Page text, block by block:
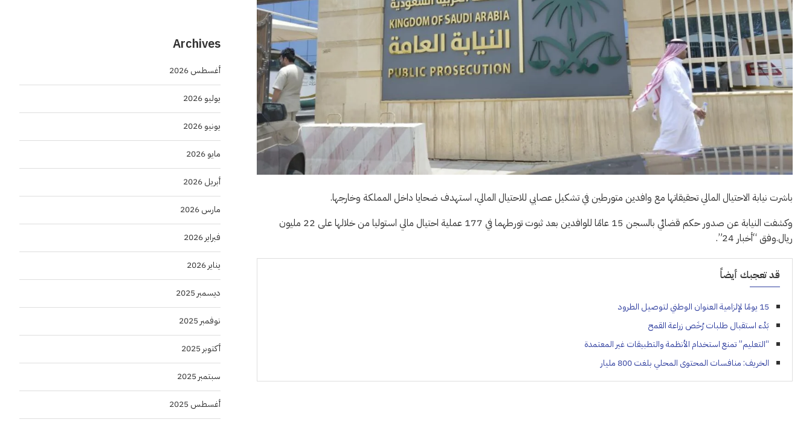
باشرت نيابة الاحتيال المالي تحقيقاتها مع وافدين متورطين في تشكيل عصابي للاحتيال المالي، استهدف ضحايا داخل المملكة وخارجها.
وكشفت النيابة عن صدور حكم قضائي بالسجن 15 عامًا للوافدين بعد ثبوت تورطهما في 177 عملية احتيال مالي استوليا من خلالها على 22 مليون
ريال.وفق “أخبار 24”.
قد تعجبك أيضاً
15 يومًا لإلزامية العنوان الوطني لتوصيل الطرود
بَدْء استقبال طلبات رُخَص زراعة القمح
“التعليم” تمنع استخدام الأنظمة والتطبيقات غير المعتمدة
الخريف: منافسات المحتوى المحلي بلغت 800 مليار
Archives
أغسطس 2026
يوليو 2026
يونيو 2026
مايو 2026
أبريل 2026
مارس 2026
فبراير 2026
يناير 2026
ديسمبر 2025
نوفمبر 2025
أكتوبر 2025
سبتمبر 2025
أغسطس 2025